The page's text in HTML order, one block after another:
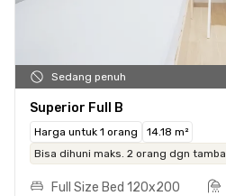
Sedang penuh
Superior Full B
Harga untuk 1 orang
14.18 m²
Bisa dihuni maks. 2 orang dgn
Full Size Bed 120x200